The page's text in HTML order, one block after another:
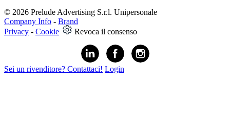
© 2026 Prelude Advertising S.r.l. Unipersonale
Company Info - Brand
Privacy - Cookie Revoca il consenso
Sei un rivenditore? Contattaci! Login